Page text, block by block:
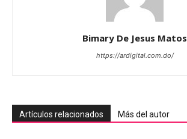
Bimary De Jesus Matos
https://ardigital.com.do/
Artículos relacionados Más del autor